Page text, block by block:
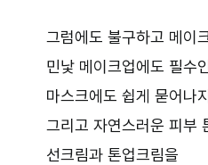
그럼에도 불구하고 메이
민낯 메이크업에도 필수
마스크에도 쉽게 묻어나
그리고 자연스러운 피부
선크림과 톤업크림을